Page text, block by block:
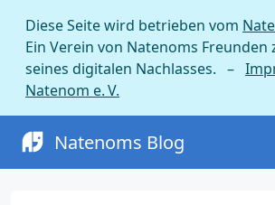
Diese Seite wird betrieben vom
Ein Verein von Natenoms Freunden
seines digitalen Nachlasses. –
Natenom e. V.
Natenoms Blog